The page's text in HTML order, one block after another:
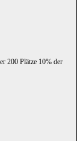
200 Plätze 10% der